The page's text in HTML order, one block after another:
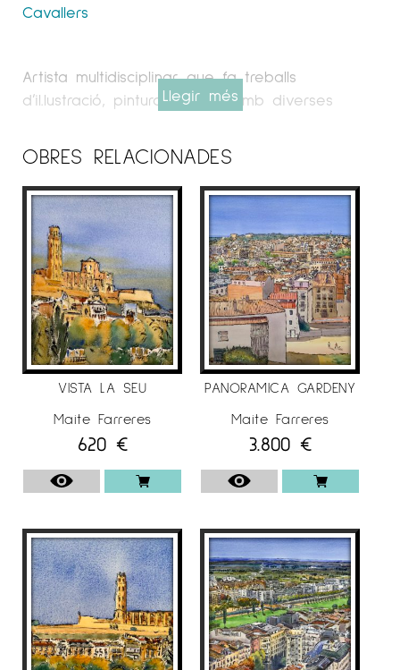
Cavallers
Artista multidisciplinar que fa treballs
d’il.lustració, pintura i dibuix amb diverses
l’acrílic i l’oli sobre tela o paper.
de Grau Superior a l’Escola d’Arts Pau Gargallo
i a l’Escola de Belles Arts de Lleida, amb els
estudis de Gestió i Administració Pública,
màster en Direcció Econòmica i Financera,
màster en Marketing Digital i Executive MBA.
Actualment centra els seus treballs en
l’aquarel·la combinada amb tinta xinesa. La
seva obra es caracteritza per una marcada
espontaneïtat i frescor, amb un llenguatge
plàstic desenfadat i vital. El gest és ferm i
expressiu, mentre que la paleta cromàtica, rica
en colors vius i lluminosos, aporta llum,
energia i dinamisme a les seves composicions.
Ha exposat darrerament a Nova York, París,
Luxemburg, Budapest, Barcelona, Madrid,
Donosti i Lleida, en fires i galeries d’art.
Finalista dels premis Ciutat de Barcelona
“AGBAR” els anys 2023 i 2024.
Llegir més
OBRES RELACIONADES
VISTA LA SEU
Maite Farreres
620 €
PANORAMICA GARDENY
Maite Farreres
3.800 €